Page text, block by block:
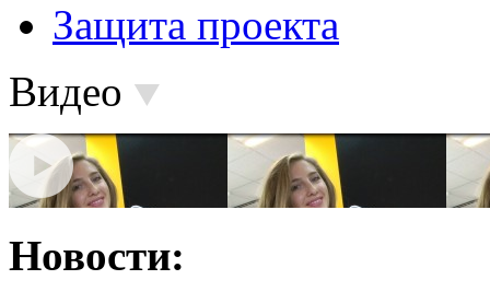
Защита проекта
Видео
Новости: